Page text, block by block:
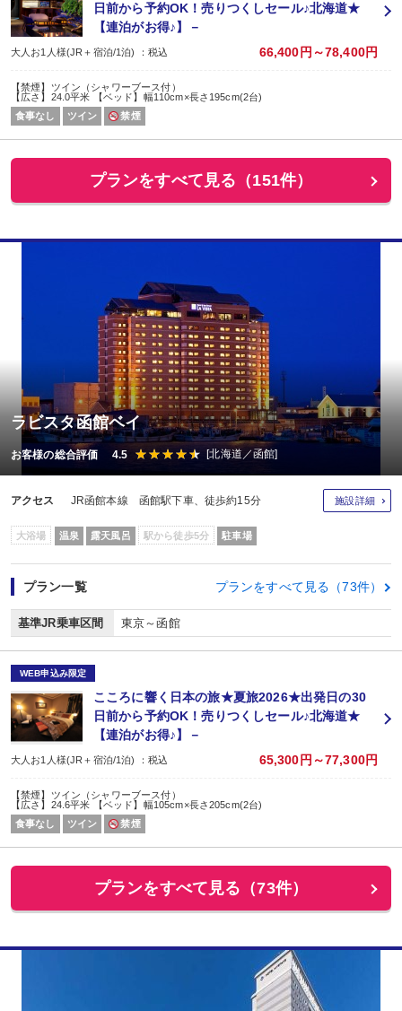
日前から予約OK！売りつくしセール♪北海道★
【連泊がお得♪】－
大人お1人様(JR＋宿泊/1泊) ：税込 66,400円～78,400円
【禁煙】ツイン（シャワーブース付）
【広さ】24.0平米 【ベッド】幅110cm×長さ195cm(2台)
食事なし
ツイン 禁煙
プランをすべて見る（151件）
ラビスタ函館ベイ
お客様の総合評価 4.5 [北海道／函館]
アクセス JR函館本線 函館駅下車、徒歩約15分 施設詳細
大浴場 温泉 露天風呂 駅から徒歩5分 駐車場
プラン一覧 プランをすべて見る（73件）
基準JR乗車区間 東京～函館
WEB申込み限定
こころに響く日本の旅★夏旅2026★出発日の30
日前から予約OK！売りつくしセール♪北海道★
【連泊がお得♪】－
大人お1人様(JR＋宿泊/1泊) ：税込 65,300円～77,300円
【禁煙】ツイン（シャワーブース付）
【広さ】24.6平米 【ベッド】幅105cm×長さ205cm(2台)
食事なし
ツイン 禁煙
プランをすべて見る（73件）